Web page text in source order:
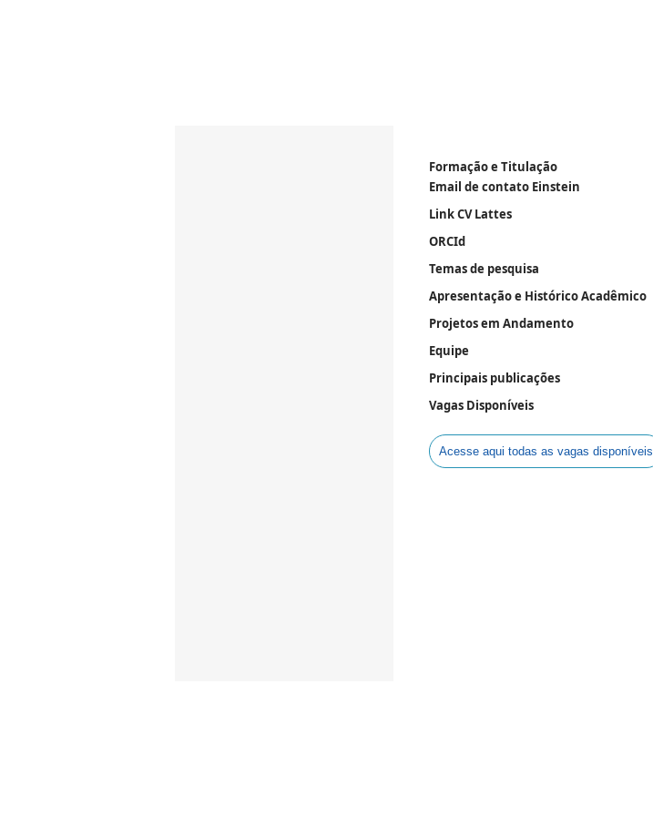
Formação e Titulação
Email de contato Einstein
Link CV Lattes
ORCId
Temas de pesquisa
Apresentação e Histórico Acadêmico
Projetos em Andamento
Equipe
Principais publicações
Vagas Disponíveis
Acesse aqui todas as vagas disponíveis